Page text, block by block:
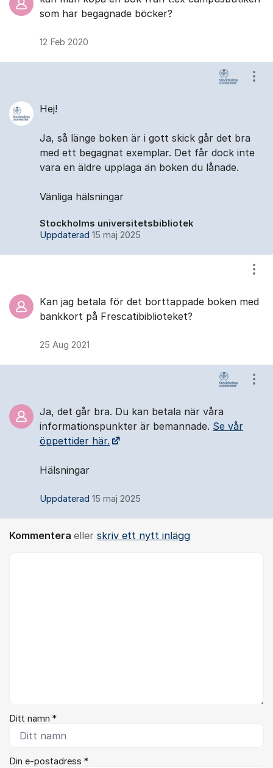
som har begagnade böcker?
12 Feb 2020
Hej!
Ja, så länge boken är i gott skick går det bra
med ett begagnat exemplar. Det får dock inte
vara en äldre upplaga än boken du lånade.
Vänliga hälsningar
Stockholms universitetsbibliotek
Uppdaterad 15 maj 2025
Kan jag betala för det borttappade boken med
bankkort på Frescatibiblioteket?
25 Aug 2021
Ja, det går bra. Du kan betala när våra
informationspunkter är bemannade. Se vår
öppettider här.
Hälsningar
Uppdaterad 15 maj 2025
Kommentera eller skriv ett nytt inlägg
Ditt namn *
Din e-postadress *